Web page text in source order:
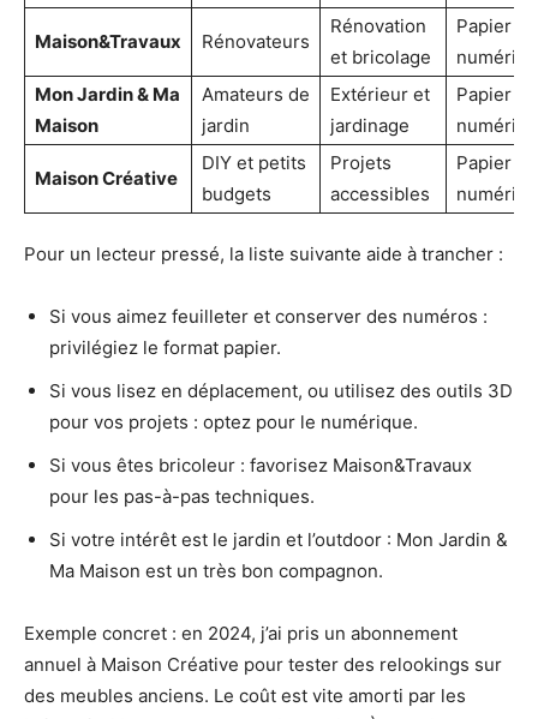
Maison&Travaux Rénovateurs
Rénovation
et bricolage
Papier &
Mon Jardin & Ma
Maison
Amateurs de
jardin
Extérieur et
jardinage
Papier &
Maison Créative
DIY et petits
budgets
Projets
accessibles
Papier &
Pour un lecteur pressé, la liste suivante aide à trancher :
Si vous aimez feuilleter et conserver des numéros :
privilégiez le format papier.
Si vous lisez en déplacement, ou utilisez des outils 3D
pour vos projets : optez pour le numérique.
Si vous êtes bricoleur : favorisez Maison&Travaux
pour les pas-à-pas techniques.
Si votre intérêt est le jardin et l’outdoor : Mon Jardin &
Ma Maison est un très bon compagnon.
Exemple concret : en 2024, j’ai pris un abonnement
annuel à Maison Créative pour tester des relookings sur
des meubles anciens. Le coût est vite amorti par les